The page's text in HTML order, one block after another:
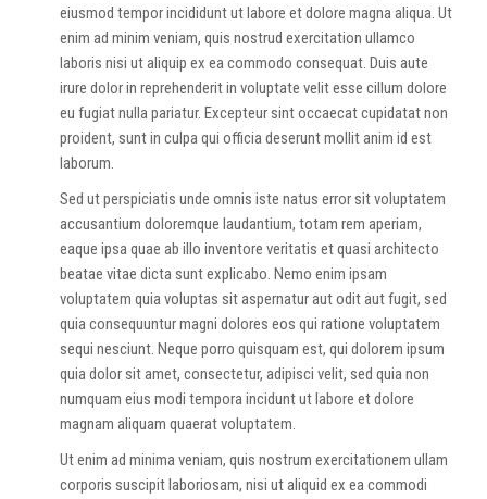
eiusmod tempor incididunt ut labore et dolore magna aliqua. Ut
enim ad minim veniam, quis nostrud exercitation ullamco
laboris nisi ut aliquip ex ea commodo consequat. Duis aute
irure dolor in reprehenderit in voluptate velit esse cillum dolore
eu fugiat nulla pariatur. Excepteur sint occaecat cupidatat non
proident, sunt in culpa qui officia deserunt mollit anim id est
laborum.
Sed ut perspiciatis unde omnis iste natus error sit voluptatem
accusantium doloremque laudantium, totam rem aperiam,
eaque ipsa quae ab illo inventore veritatis et quasi architecto
beatae vitae dicta sunt explicabo. Nemo enim ipsam
voluptatem quia voluptas sit aspernatur aut odit aut fugit, sed
quia consequuntur magni dolores eos qui ratione voluptatem
sequi nesciunt. Neque porro quisquam est, qui dolorem ipsum
quia dolor sit amet, consectetur, adipisci velit, sed quia non
numquam eius modi tempora incidunt ut labore et dolore
magnam aliquam quaerat voluptatem.
Ut enim ad minima veniam, quis nostrum exercitationem ullam
corporis suscipit laboriosam, nisi ut aliquid ex ea commodi